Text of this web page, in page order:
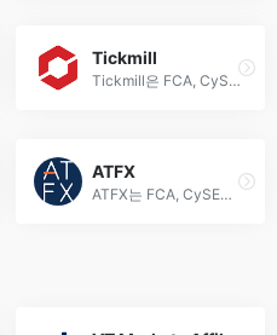
Tickmill
Tickmill은 FCA, CySEC, FSA 규제를 받는 외환 브로커로, MT4 플랫폼에서 초저 스프레드(0.0핍)와 빠른 주문 실행을 제공합니다.
ATFX
ATFX는 FCA, CySEC, SFC 등 글로벌 규제를 받는 외환 브로커로, MT4/MT5 플랫폼, 300+ CFD 상품 및 전문 교육 서비스를 제공합니다.